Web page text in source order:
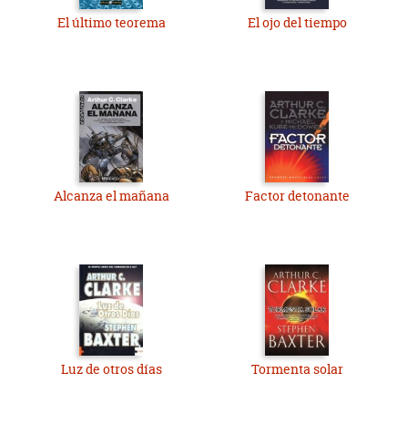
El último teorema El ojo del tiempo
Alcanza el mañana Factor detonante
Luz de otros días Tormenta solar